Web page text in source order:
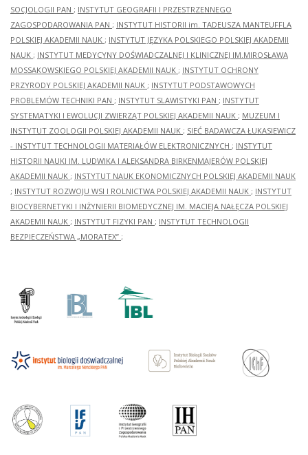
SOCJOLOGII PAN ; INSTYTUT GEOGRAFII I PRZESTRZENNEGO
ZAGOSPODAROWANIA PAN ; INSTYTUT HISTORII im. TADEUSZA MANTEUFFLA
POLSKIEJ AKADEMII NAUK ; INSTYTUT JĘZYKA POLSKIEGO POLSKIEJ AKADEMII
NAUK ; INSTYTUT MEDYCYNY DOŚWIADCZALNEJ I KLINICZNEJ IM.MIROSŁAWA
MOSSAKOWSKIEGO POLSKIEJ AKADEMII NAUK ; INSTYTUT OCHRONY
PRZYRODY POLSKIEJ AKADEMII NAUK ; INSTYTUT PODSTAWOWYCH
PROBLEMÓW TECHNIKI PAN ; INSTYTUT SLAWISTYKI PAN ; INSTYTUT
SYSTEMATYKI I EWOLUCJI ZWIERZĄT POLSKIEJ AKADEMII NAUK ; MUZEUM I
INSTYTUT ZOOLOGII POLSKIEJ AKADEMII NAUK ; SIEĆ BADAWCZA ŁUKASIEWICZ
- INSTYTUT TECHNOLOGII MATERIAŁÓW ELEKTRONICZNYCH ; INSTYTUT
HISTORII NAUKI IM. LUDWIKA I ALEKSANDRA BIRKENMAJERÓW POLSKIEJ
AKADEMII NAUK ; INSTYTUT NAUK EKONOMICZNYCH POLSKIEJ AKADEMII NAUK
; INSTYTUT ROZWOJU WSI I ROLNICTWA POLSKIEJ AKADEMII NAUK ; INSTYTUT
BIOCYBERNETYKI I INŻYNIERII BIOMEDYCZNEJ IM. MACIEJA NAŁĘCZA POLSKIEJ
AKADEMII NAUK ; INSTYTUT FIZYKI PAN ; INSTYTUT TECHNOLOGII
BEZPIECZEŃSTWA „MORATEX” ;